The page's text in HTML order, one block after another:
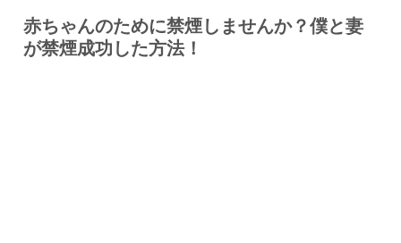
赤ちゃんのために禁煙しませんか？僕と妻
が禁煙成功した方法！